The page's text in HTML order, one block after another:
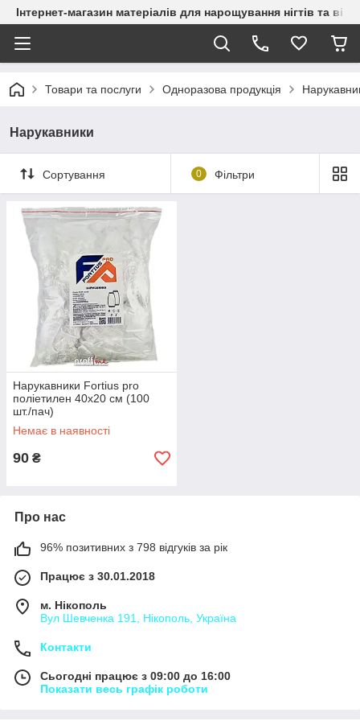
Інтернет-магазин матеріалів для нарощування нігтів та вій
Товари та послуги Одноразова продукція
Нарукавники
Сортування 0 Фільтри
Нарукавники Fortius pro
поліетилен 40х20 см (100
шт./пач)
Немає в наявності
90 ₴
Про нас
96% позитивних з 798 відгуків за рік
Працює з 30.01.2018
м. Нікополь
Вул Шевченка 191, Нікополь, Україна
Контакти
Сьогодні працює з 09:00 до 16:00
Показати весь графік роботи